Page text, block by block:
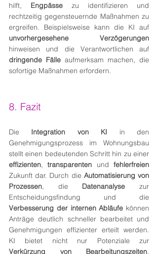
hilft, Engpässe zu identifizieren und
rechtzeitig gegensteuernde Maßnahmen zu
unvorhergesehene Verzögerungen
dringende Fälle aufmerksam machen, die
sofortige Maßnahmen erfordern.
8. Fazit
Die Integration von KI in den
Genehmigungsprozess im Wohnungsbau
effizienten, transparenten und fehlerfreien
Zukunft dar. Durch die Automatisierung von
Prozessen, die Datenanalyse zur
Verbesserung der internen Abläufe können
Anträge deutlich schneller bearbeitet und
Genehmigungen effizienter erteilt werden.
Verkürzung von Bearbeitungszeiten,